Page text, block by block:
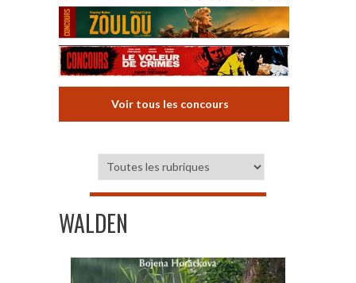
Voir tous les concours
WALDEN